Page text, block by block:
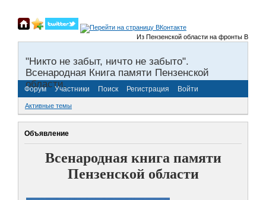
Из Пензенской области на фронты
"Никто не забыт, ничто не забыто".
Всенародная Книга памяти Пензенской
области.
Форум Участники Поиск Регистрация Войти
Активные темы
Объявление
Всенародная книга памяти
Пензенской области